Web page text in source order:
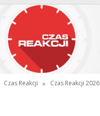
Czas Reakcji » Czas Reakcji 2026